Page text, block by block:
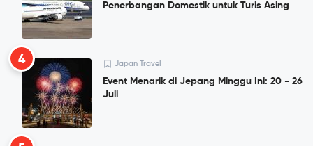
Penerbangan Domestik untuk Turis Asing
4 Japan Travel
Event Menarik di Jepang Minggu Ini: 20 - 26
Juli